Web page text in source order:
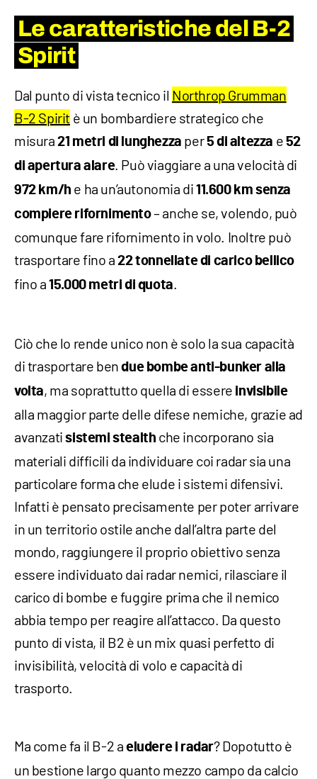
Le caratteristiche del B-2
Spirit
Dal punto di vista tecnico il Northrop Grumman
B-2 Spirit è un bombardiere strategico che
misura21 metri di lunghezza per5 di altezza e 52
di apertura alare. Può viaggiare a una velocità di
972 km/h e ha un’autonomia di11.600 km senza
compiere rifornimento– anche se, volendo, può
comunque fare rifornimento in volo. Inoltre può
trasportare fino a22 tonnellate di carico bellico
fino a15.000 metri di quota.
Ciò che lo rende unico non è solo la sua capacità
di trasportare bendue bombe anti-bunker alla
volta, ma soprattutto quella di essere invisibile
alla maggior parte delle difese nemiche, grazie ad
avanzatisistemi stealth che incorporano sia
materiali difficili da individuare coi radar sia una
particolare forma che elude i sistemi difensivi.
Infatti è pensato precisamente per poter arrivare
in un territorio ostile anche dall’altra parte del
mondo, raggiungere il proprio obiettivo senza
essere individuato dai radar nemici, rilasciare il
carico di bombe e fuggire prima che il nemico
abbia tempo per reagire all’attacco. Da questo
punto di vista, il B2 è un mix quasi perfetto di
invisibilità, velocità di volo e capacità di
trasporto.
Ma come fa il B-2 a eludere i radar? Dopotutto è
un bestione largo quanto mezzo campo da calcio